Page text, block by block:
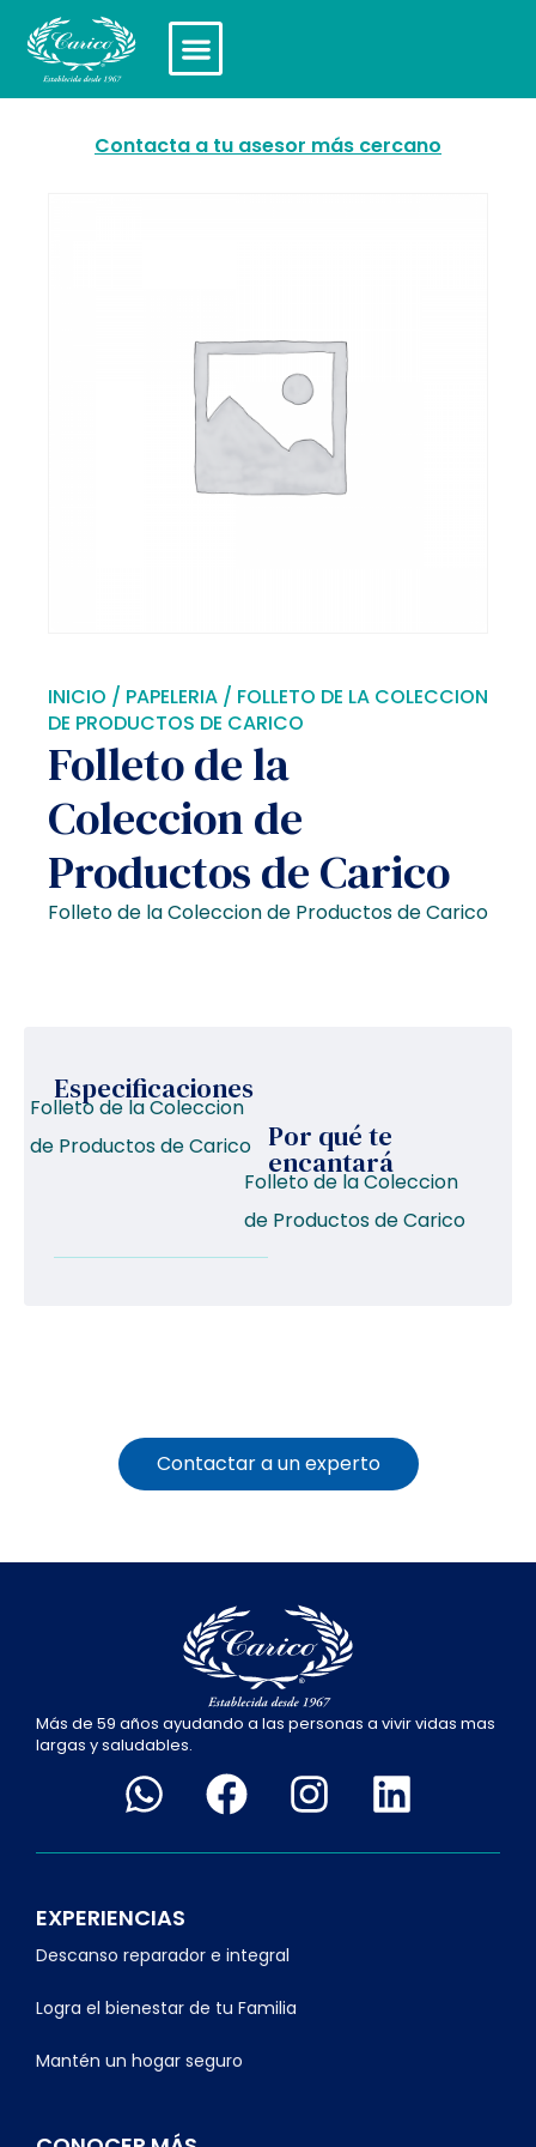
Contacta a tu asesor más cercano
INICIO / PAPELERIA / FOLLETO DE LA COLECCION
DE PRODUCTOS DE CARICO
Folleto de la
Coleccion de
Productos de Carico
Folleto de la Coleccion de Productos de Carico
Especificaciones
Folleto de la Coleccion
de Productos de Carico
Por qué te
encantará
Folleto de la Coleccion
de Productos de Carico
Contactar a un experto
Más de 59 años ayudando a las personas a vivir vidas mas
largas y saludables.
EXPERIENCIAS
Descanso reparador e integral
Logra el bienestar de tu Familia
Mantén un hogar seguro